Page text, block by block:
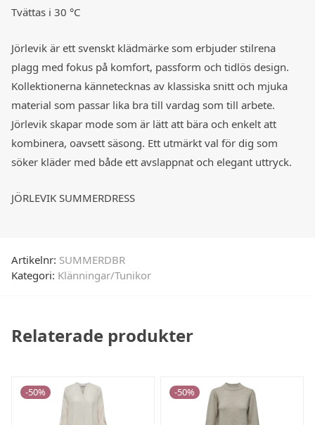
Tvättas i 30 °C
Jörlevik är ett svenskt klädmärke som erbjuder stilrena
plagg med fokus på komfort, passform och tidlös design.
Kollektionerna kännetecknas av klassiska snitt och mjuka
material som passar lika bra till vardag som till arbete.
Jörlevik skapar mode som är lätt att bära och enkelt att
kombinera, oavsett säsong. Ett utmärkt val för dig som
söker kläder med både ett avslappnat och elegant uttryck.
JÖRLEVIK SUMMERDRESS
Artikelnr: SUMMERDBR
Kategori: Klänningar/Tunikor
Relaterade produkter
-50% -50%